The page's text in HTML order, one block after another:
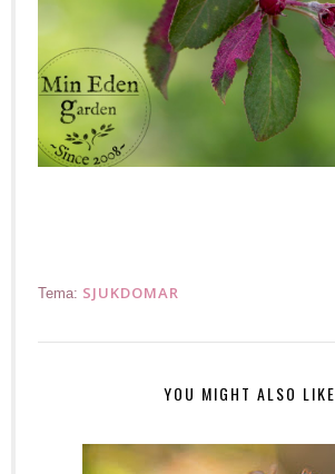
Tema: SJUKDOMAR
YOU MIGHT ALSO LIKE